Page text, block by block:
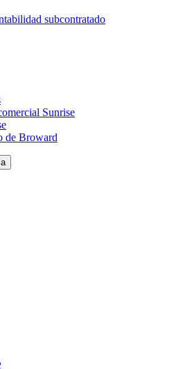
subcontratado
Sunrise
de Broward